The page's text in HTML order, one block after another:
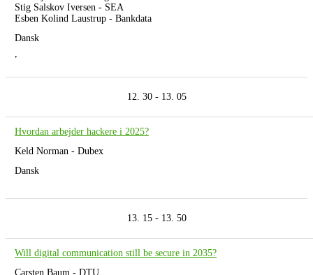
Stig Salskov Iversen - SEA
Esben Kolind Laustrup - Bankdata
Dansk
,
12. 30 - 13. 05
Hvordan arbejder hackere i 2025?
Keld Norman - Dubex
Dansk
13. 15 - 13. 50
Will digital communication still be secure in 2035?
Carsten Baum - DTU